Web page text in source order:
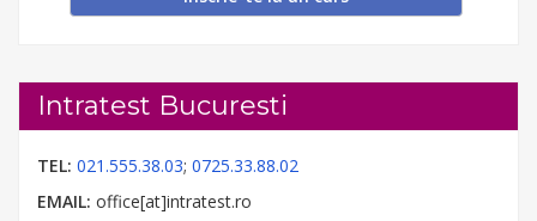
Intratest Bucuresti
TEL: 021.555.38.03; 0725.33.88.02
EMAIL: office[at]intratest.ro